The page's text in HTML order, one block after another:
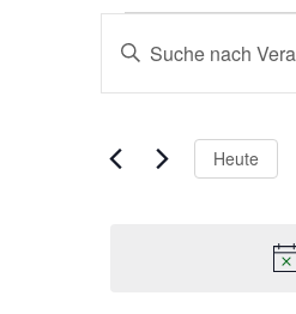
Suche
und
Ansichten,
Navigation
Bitte
Schlüsselwort
Veranstaltungen
Schlüsselwort.
Heute